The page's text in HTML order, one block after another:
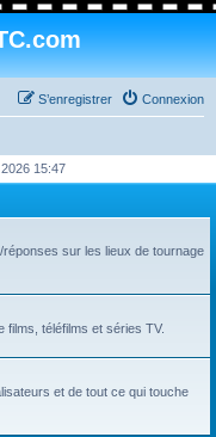
Connexion
S’enregistrer
15:47
sur les lieux de tournage
téléfilms et séries TV.
et de tout ce qui touche